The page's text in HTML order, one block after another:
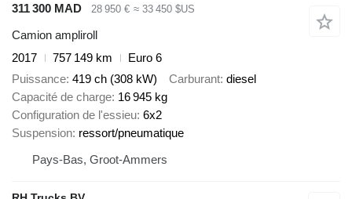
311 300 MAD
28 950 € ≈ 33 450 $US
Camion ampliroll
2017
757 149 km
Euro 6
Puissance 419 ch (308 kW) Carburant diesel
Capacité de charge 16 945 kg
Configuration de l'essieu 6x2
Suspension ressort/pneumatique
Pays-Bas, Groot-Ammers